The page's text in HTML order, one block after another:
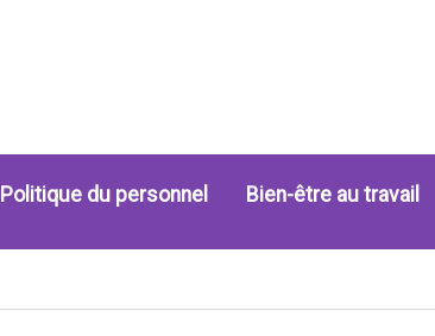
Politique du personnel Bien-être au travail